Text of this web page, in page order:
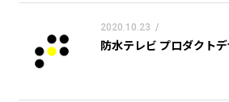
2020.10.23 /
防水テレビ プロダクト